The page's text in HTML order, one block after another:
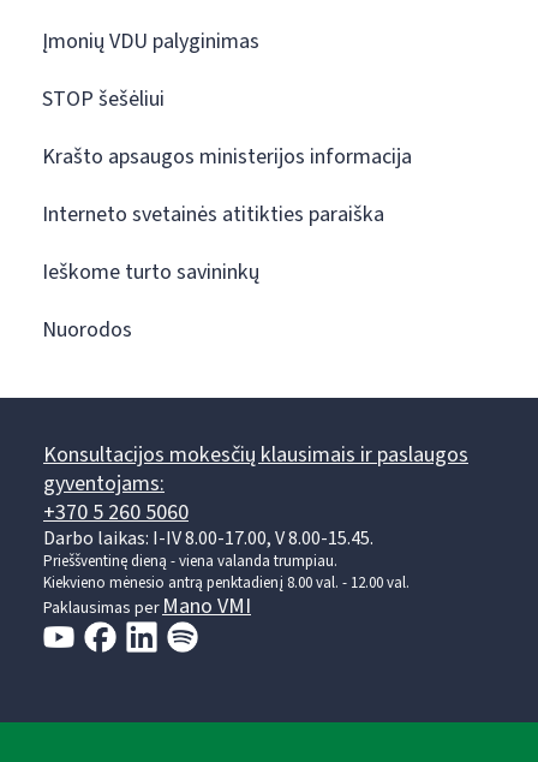
Įmonių VDU palyginimas
STOP šešėliui
Krašto apsaugos ministerijos informacija
Interneto svetainės atitikties paraiška
Ieškome turto savininkų
Nuorodos
Konsultacijos mokesčių klausimais ir paslaugos
gyventojams:
+370 5 260 5060
Darbo laikas: I-IV 8.00-17.00, V 8.00-15.45.
Prieššventinę dieną - viena valanda trumpiau.
Kiekvieno mėnesio antrą penktadienį 8.00 val. - 12.00 val.
Paklausimas perMano VMI